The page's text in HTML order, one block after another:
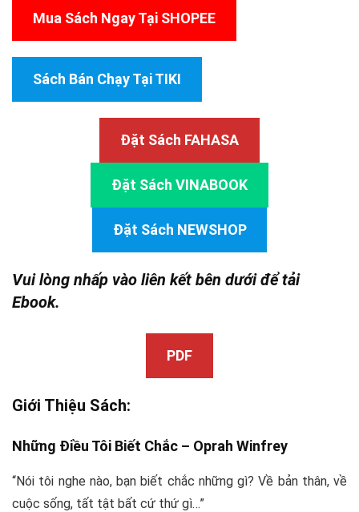
Mua Sách Ngay Tại SHOPEE
Sách Bán Chạy Tại TIKI
Đặt Sách FAHASA
Đặt Sách VINABOOK
Đặt Sách NEWSHOP
Vui lòng nhấp vào liên kết bên dưới để tải
Ebook.
PDF
Giới Thiệu Sách:
Những Điều Tôi Biết Chắc – Oprah Winfrey
“Nói tôi nghe nào, bạn biết chắc những gì? Về bản thân, về
cuộc sống, tất tật bất cứ thứ gì…”